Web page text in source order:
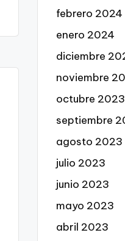
febrero 2024
enero 2024
diciembre
noviembre
octubre 2023
septiembre
agosto 2023
julio 2023
junio 2023
mayo 2023
abril 2023